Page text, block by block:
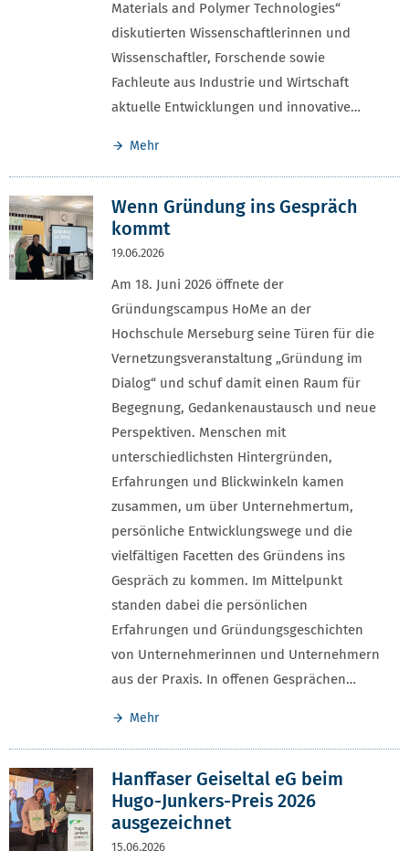
Materials and Polymer Technologies“
diskutierten Wissenschaftlerinnen und
Wissenschaftler, Forschende sowie
Fachleute aus Industrie und Wirtschaft
aktuelle Entwicklungen und innovative…
Mehr
Wenn Gründung ins Gespräch
kommt
19.06.2026
Am 18. Juni 2026 öffnete der
Gründungscampus HoMe an der
Hochschule Merseburg seine Türen für die
Vernetzungsveranstaltung „Gründung im
Dialog“ und schuf damit einen Raum für
Begegnung, Gedankenaustausch und neue
Perspektiven. Menschen mit
unterschiedlichsten Hintergründen,
Erfahrungen und Blickwinkeln kamen
zusammen, um über Unternehmertum,
persönliche Entwicklungswege und die
vielfältigen Facetten des Gründens ins
Gespräch zu kommen. Im Mittelpunkt
standen dabei die persönlichen
Erfahrungen und Gründungsgeschichten
von Unternehmerinnen und Unternehmern
aus der Praxis. In offenen Gesprächen…
Mehr
Hanffaser Geiseltal eG beim
Hugo-Junkers-Preis 2026
ausgezeichnet
15.06.2026